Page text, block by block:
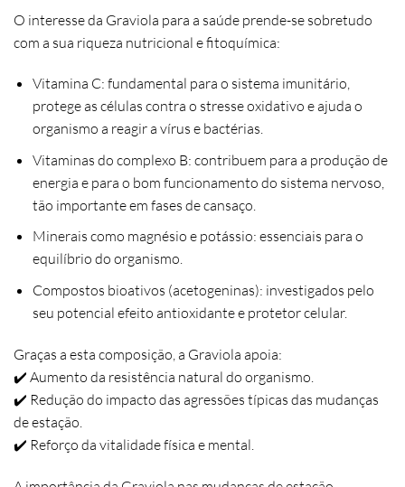
O interesse da Graviola para a saúde prende-se sobretudo
com a sua riqueza nutricional e fitoquímica:
Vitamina C: fundamental para o sistema imunitário,
protege as células contra o stresse oxidativo e ajuda o
organismo a reagir a vírus e bactérias.
Vitaminas do complexo B: contribuem para a produção de
energia e para o bom funcionamento do sistema nervoso,
tão importante em fases de cansaço.
Minerais como magnésio e potássio: essenciais para o
equilíbrio do organismo.
Compostos bioativos (acetogeninas): investigados pelo
seu potencial efeito antioxidante e protetor celular.
Graças a esta composição, a Graviola apoia:
✔️ Aumento da resistência natural do organismo.
✔️ Redução do impacto das agressões típicas das mudanças
de estação.
✔️ Reforço da vitalidade física e mental.